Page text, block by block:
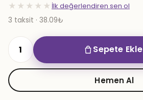
★★★★★ İlk değerlendiren sen ol
3 taksit · 38.09₺
Erkek
Samsaris
Lüle
adet
Sepete Ekle
Hemen Al